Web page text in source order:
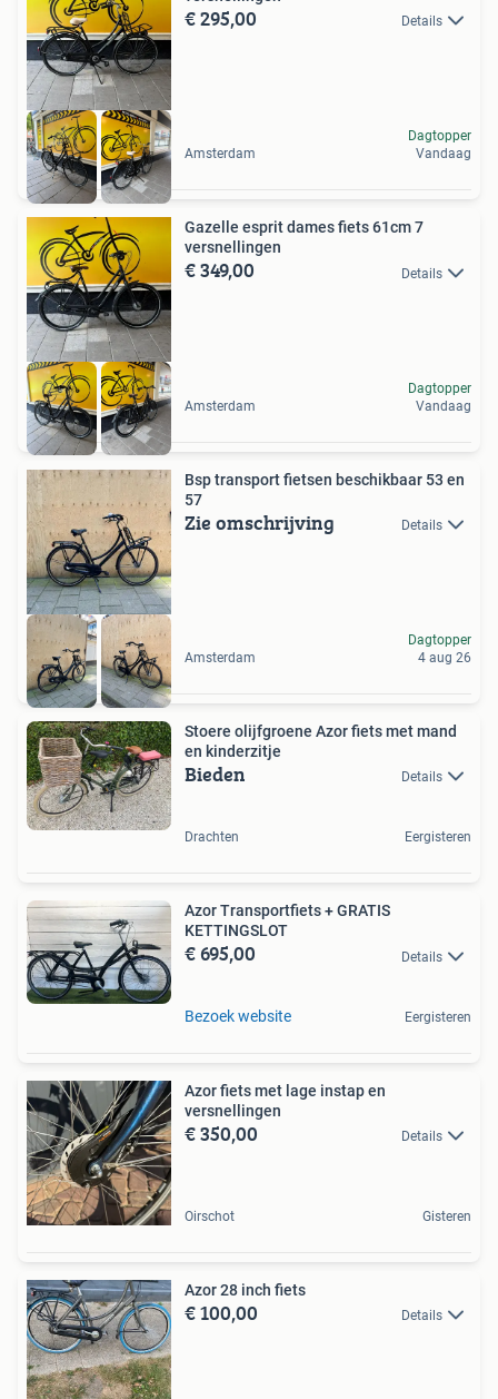
€ 295,00 Details
Amsterdam
Dagtopper
Vandaag
Gazelle esprit dames fiets 61cm 7
versnellingen
€ 349,00 Details
Amsterdam
Dagtopper
Vandaag
Bsp transport fietsen beschikbaar 53 en
57
Zie omschrijving Details
Amsterdam
Dagtopper
4 aug 26
Stoere olijfgroene Azor fiets met mand
en kinderzitje
Bieden Details
Drachten Eergisteren
Azor Transportfiets + GRATIS
KETTINGSLOT
€ 695,00 Details
Bezoek website Eergisteren
Azor fiets met lage instap en
versnellingen
€ 350,00 Details
Oirschot Gisteren
Azor 28 inch fiets
€ 100,00 Details